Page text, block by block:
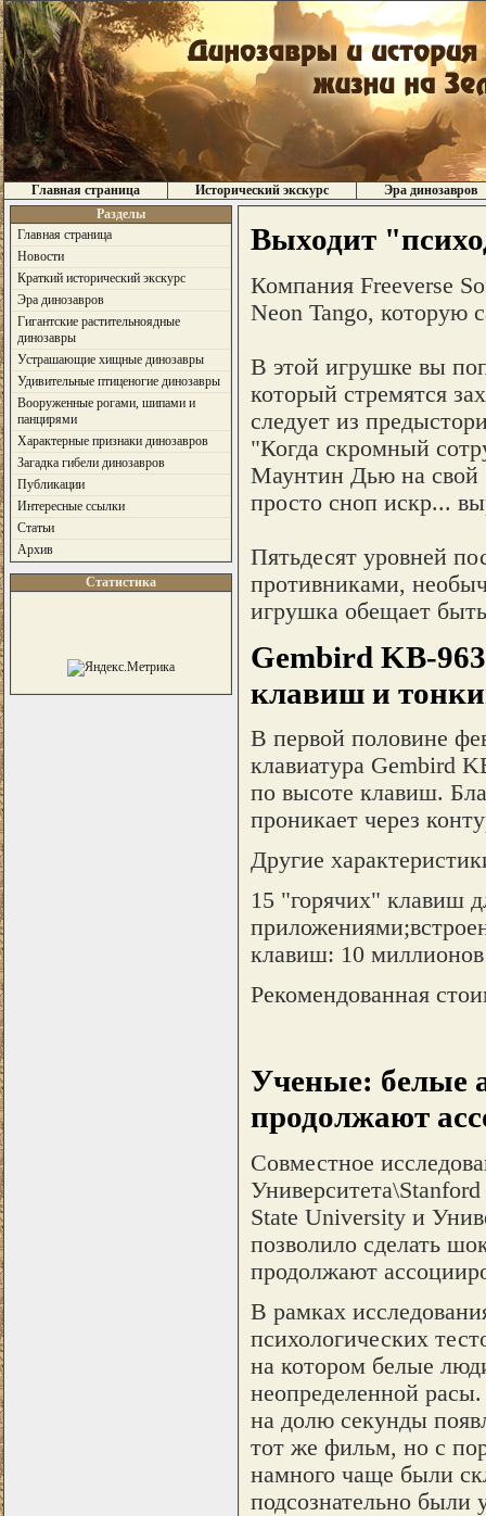
Главная страница Исторический экскурс
Эра динозавров
Разделы
Главная страница
Новости
Краткий исторический экскурс
Эра динозавров
Гигантские растительноядные
динозавры
Устрашающие хищные динозавры
Удивительные птиценогие динозавры
Вооруженные рогами, шипами и
панцирями
Характерные признаки динозавров
Загадка гибели динозавров
Публикации
Интересные ссылки
Статьи
Архив
Статистика
Выходит
Компания Freeverse
Neon Tango, которую
В этой игрушке вы
который стремятся
следует из
"Когда скромный
Маунтин Дью на свой
просто сноп искр...
Пятьдесят уровней
противниками,
игрушка обещает
Gembird KB-
клавиш и
В первой половине
клавиатура Gembird
по высоте клавиш.
проникает через
Другие
15 "горячих" клавиш
клавиш: 10
Рекомендованная
Ученые: белые
продолжают
Совместное
State University и
позволило сделать
продолжают
В рамках
психологических
на котором белые
неопределенной
на долю секунды
тот же фильм, но с
намного чаще были
подсознательно были